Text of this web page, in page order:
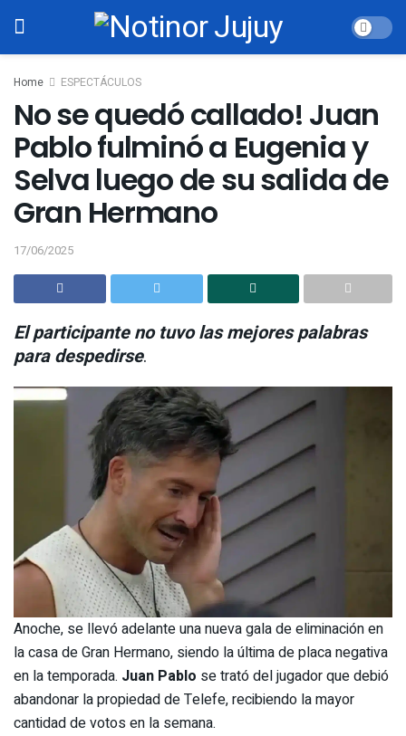
Home ESPECTÁCULOS
No se quedó callado! Juan
Pablo fulminó a Eugenia y
Selva luego de su salida de
Gran Hermano
17/06/2025
El participante no tuvo las mejores palabras
para despedirse.
Anoche, se llevó adelante una nueva gala de eliminación en
la casa de Gran Hermano, siendo la última de placa negativa
en la temporada. Juan Pablo se trató del jugador que debió
abandonar la propiedad de Telefe, recibiendo la mayor
cantidad de votos en la semana.